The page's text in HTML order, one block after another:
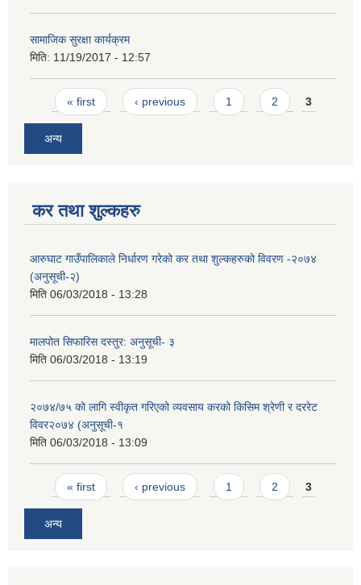
सामाजिक सुरक्षा कार्यक्रम
मिति: 11/19/2017 - 12:57
Pages
« first ‹ previous 1 2 3
अन्य
कर तथा शुल्कहरु
आरुघाट गाउँपालिकाले निर्धारण गरेको कर तथा शुल्कहरुको विवरण -२०७४
(अनुसूची-२)
मिति 06/03/2018 - 13:28
मालपोत सिफारिस दस्तुर: अनुसूची- ३
मिति 06/03/2018 - 13:19
२०७४/७५ को लागि स्वीकृत गरिएको व्यवसाय करको किसिम श्रेणी र दररेट
विवर२०७४ (अनुसूची-१
मिति 06/03/2018 - 13:09
Pages
« first ‹ previous 1 2 3
अन्य